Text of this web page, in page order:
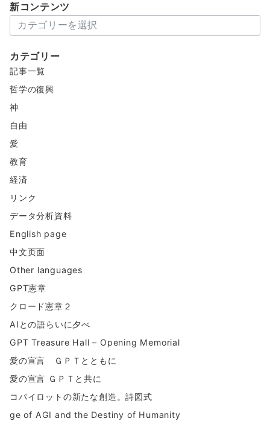
新コンテンツ
コ
テ
ン
ツ
カテゴリー
記事一覧
哲学の復興
神
自由
愛
教育
経済
リンク
データ分析資料
English page
中文页面
Other languages
GPT憲章
クロード憲章２
AIとの語らいに夕べ
GPT Treasure Hall – Opening Memorial
愛の宣言 ＧＰＴとともに
愛の宣言 ＧＰＴと共に
コパイロットの新たな創造。詩図式
ge of AGI and the Destiny of Humanity